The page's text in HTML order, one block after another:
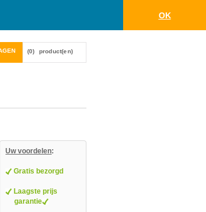
OK
(0) product(en)
Uw voordelen:
Gratis bezorgd
Laagste prijs
garantie